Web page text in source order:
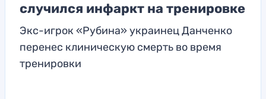
случился инфаркт на тренировке
Экс-игрок «Рубина» украинец Данченко
перенес клиническую смерть во время
тренировки